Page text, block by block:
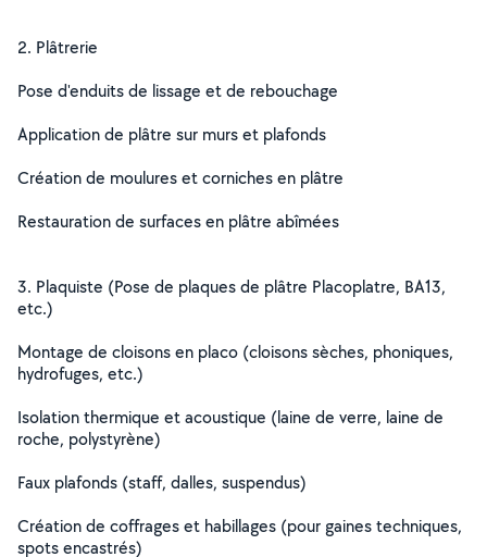
2. Plâtrerie
Pose d'enduits de lissage et de rebouchage
Application de plâtre sur murs et plafonds
Création de moulures et corniches en plâtre
Restauration de surfaces en plâtre abîmées
3. Plaquiste (Pose de plaques de plâtre Placoplatre, BA13,
etc.)
Montage de cloisons en placo (cloisons sèches, phoniques,
hydrofuges, etc.)
Isolation thermique et acoustique (laine de verre, laine de
roche, polystyrène)
Faux plafonds (staff, dalles, suspendus)
Création de coffrages et habillages (pour gaines techniques,
spots encastrés)